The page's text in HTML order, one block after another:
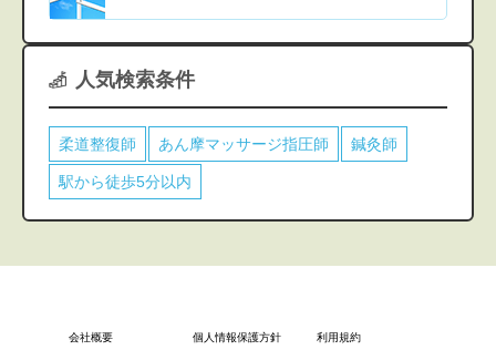
人気検索条件
柔道整復師 あん摩マッサージ指圧師 鍼灸師
駅から徒歩5分以内
会社概要 個人情報保護方針 利用規約